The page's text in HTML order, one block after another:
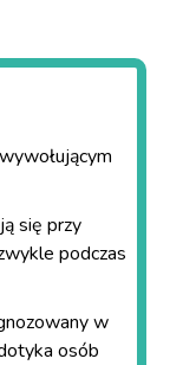
się przy
podczas
w
osób